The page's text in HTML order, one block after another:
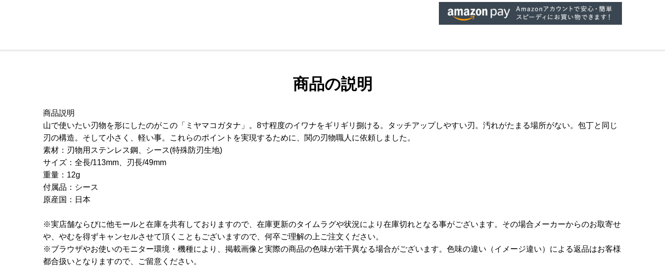
商品の説明
商品説明
山で使いたい刃物を形にしたのがこの「ミヤマコガタナ」。8寸程度のイワナをギリギリ捌ける。タッチアップしやすい刃。汚れがたまる場所がない。包丁と同じ
刃の構造。そして小さく、軽い事。これらのポイントを実現するために、関の刃物職人に依頼しました。
素材：刃物用ステンレス鋼、シース(特殊防刃生地)
サイズ：全長/113mm、刃長/49mm
重量：12g
付属品：シース
原産国：日本
※実店舗ならびに他モールと在庫を共有しておりますので、在庫更新のタイムラグや状況により在庫切れとなる事がございます。その場合メーカーからのお取寄せ
や、やむを得ずキャンセルさせて頂くこともございますので、何卒ご理解の上ご注文ください。
※ブラウザやお使いのモニター環境・機種により、掲載画像と実際の商品の色味が若干異なる場合がございます。色味の違い（イメージ違い）による返品はお客様
都合扱いとなりますので、ご留意ください。